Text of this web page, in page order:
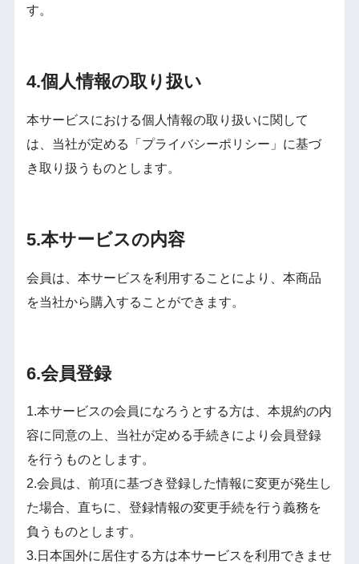
す。
4.個人情報の取り扱い
本サービスにおける個人情報の取り扱いに関して
は、当社が定める「プライバシーポリシー」に基づ
き取り扱うものとします。
5.本サービスの内容
会員は、本サービスを利用することにより、本商品
を当社から購入することができます。
6.会員登録
1.本サービスの会員になろうとする方は、本規約の内
容に同意の上、当社が定める手続きにより会員登録
を行うものとします。
2.会員は、前項に基づき登録した情報に変更が発生し
た場合、直ちに、登録情報の変更手続を行う義務を
負うものとします。
3.日本国外に居住する方は本サービスを利用できませ